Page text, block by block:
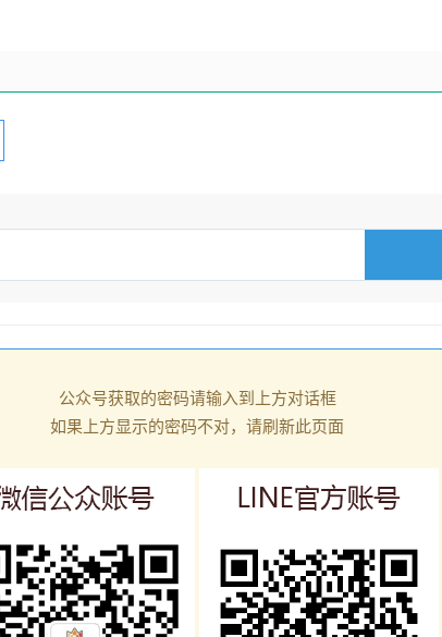
公众号获取的密码请输入到上方对话框
如果上方显示的密码不对，请刷新此页面